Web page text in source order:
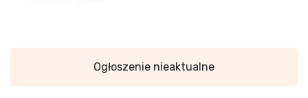
Ogłoszenie nieaktualne